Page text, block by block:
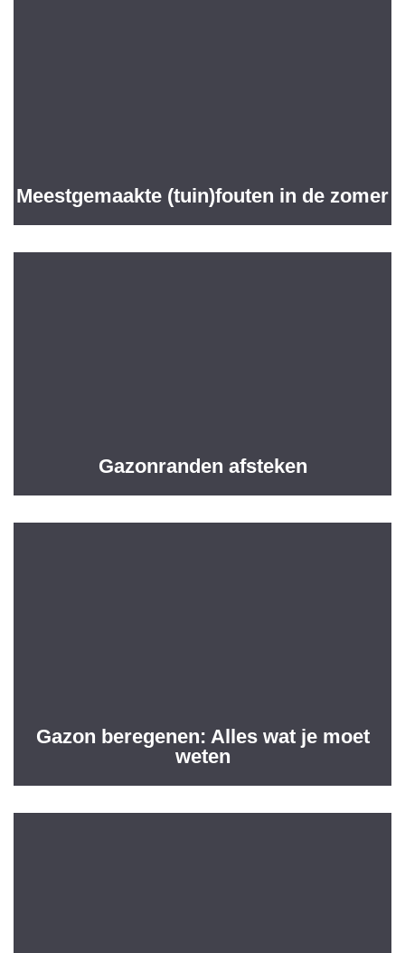
Meestgemaakte (tuin)fouten in de zomer
Gazonranden afsteken
Gazon beregenen: Alles wat je moet
weten